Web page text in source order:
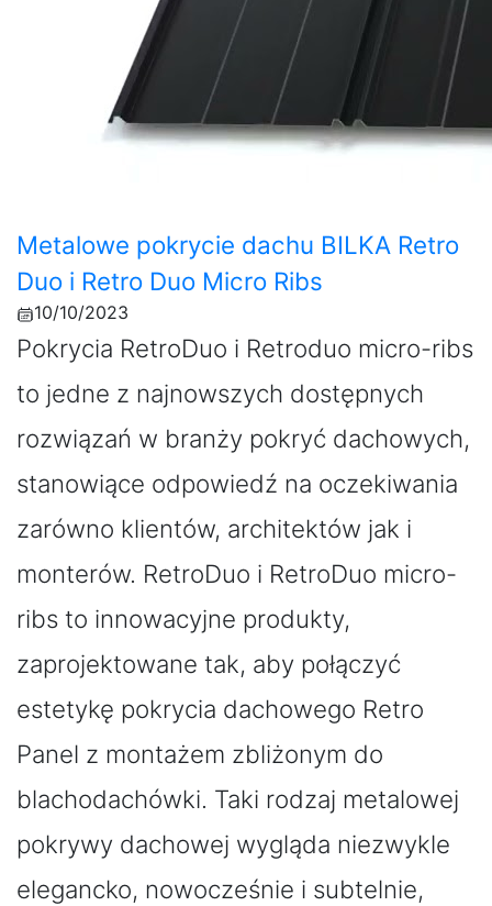
Metalowe pokrycie dachu BILKA Retro
Duo i Retro Duo Micro Ribs
10/10/2023
Pokrycia RetroDuo i Retroduo micro-ribs
to jedne z najnowszych dostępnych
rozwiązań w branży pokryć dachowych,
stanowiące odpowiedź na oczekiwania
zarówno klientów, architektów jak i
monterów. RetroDuo i RetroDuo micro-
ribs to innowacyjne produkty,
zaprojektowane tak, aby połączyć
estetykę pokrycia dachowego Retro
Panel z montażem zbliżonym do
blachodachówki. Taki rodzaj metalowej
pokrywy dachowej wygląda niezwykle
elegancko, nowocześnie i subtelnie,